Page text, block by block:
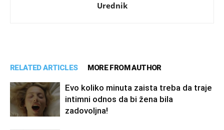
Urednik
RELATED ARTICLES MORE FROM AUTHOR
Evo koliko minuta zaista treba da traje
intimni odnos da bi žena bila
zadovoljna!